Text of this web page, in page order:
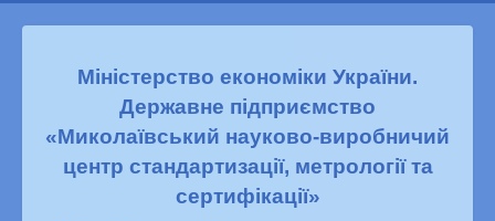
Міністерство економіки України.
Державне підприємство
«Миколаївський науково-виробничий
центр стандартизації, метрології та
сертифікації»